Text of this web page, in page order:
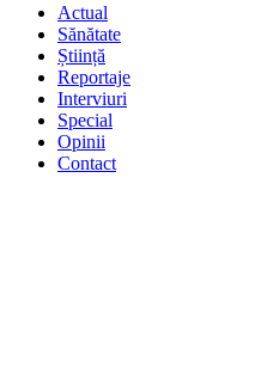
Actual
Sănătate
Știință
Reportaje
Interviuri
Special
Opinii
Contact